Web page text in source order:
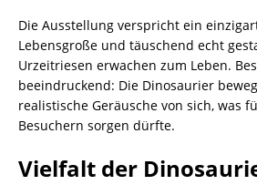
Die Ausstellung verspricht ein
Lebensgroße und täuschend echt
Urzeitriesen erwachen zum Leben.
beeindruckend: Die Dinosaurier
realistische Geräusche von sich, was
Besuchern sorgen dürfte.
Vielfalt der